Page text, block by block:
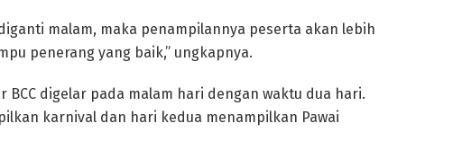
malam, maka penampilannya peserta akan lebih
penerang yang baik,” ungkapnya.
BCC digelar pada malam hari dengan waktu dua hari.
karnival dan hari kedua menampilkan Pawai